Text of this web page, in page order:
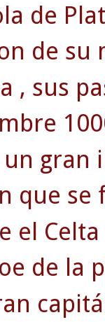
de
de su
, sus
gran
que se
el
de la